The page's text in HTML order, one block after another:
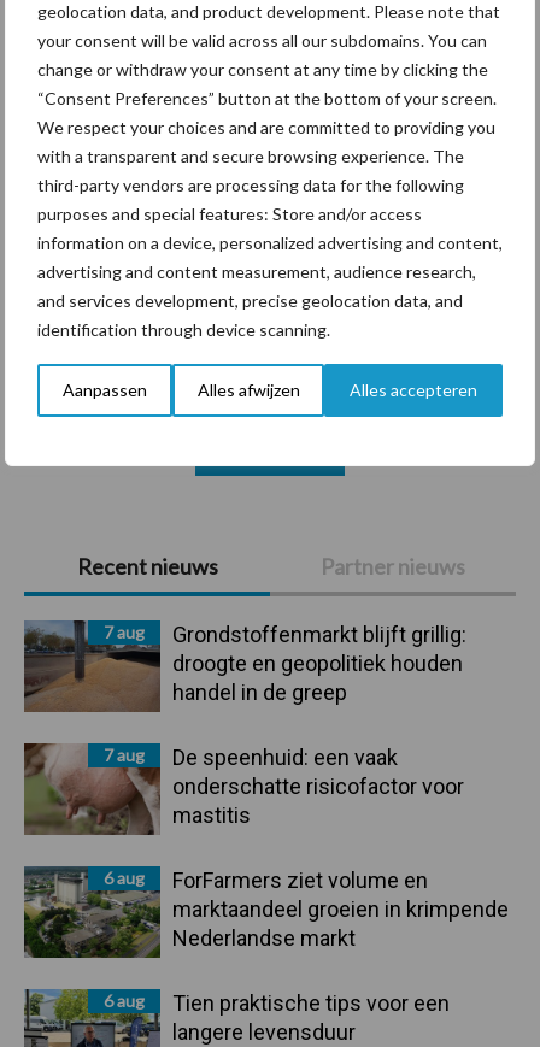
geolocation data, and product development. Please note that
your consent will be valid across all our subdomains. You can
change or withdraw your consent at any time by clicking the
“Consent Preferences” button at the bottom of your screen.
We respect your choices and are committed to providing you
with a transparent and secure browsing experience. The
third-party vendors are processing data for the following
purposes and special features: Store and/or access
information on a device, personalized advertising and content,
advertising and content measurement, audience research,
and services development, precise geolocation data, and
identification through device scanning.
Aanpassen Alles afwijzen Alles accepteren
Primaire
Sidebar
Recent nieuws Partner nieuws
7 aug
Grondstoffenmarkt blijft grillig:
droogte en geopolitiek houden
handel in de greep
7 aug
De speenhuid: een vaak
onderschatte risicofactor voor
mastitis
6 aug
ForFarmers ziet volume en
marktaandeel groeien in krimpende
Nederlandse markt
6 aug
Tien praktische tips voor een
langere levensduur
Themapagina's
Diergezondheid Bemesting Fokkerij
Bedrijfsnieuws
Ligbox &
Voerhekken